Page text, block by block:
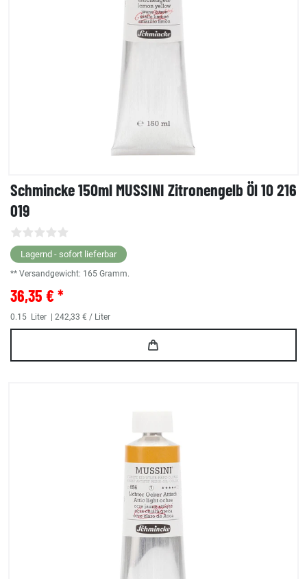
Schmincke 150ml MUSSINI Zitronengelb Öl 10 216
019
Lagernd - sofort lieferbar
** Versandgewicht: 165 Gramm.
36,35 € *
0.15 Liter | 242,33 € / Liter